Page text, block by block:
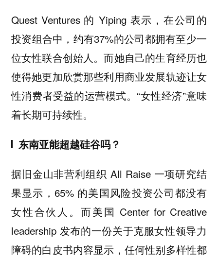
Quest Ventures 的 Yiping 表示，在公司的
投资组合中，约有37%的公司都拥有至少一
位女性联合创始人。而她自己的生育经历也
使得她更加欣赏那些利用商业发展轨迹让女
性消费者受益的运营模式。“女性经济”意味
着长期可持续性。
东南亚能超越硅谷吗？
据旧金山非营利组织 All Raise 一项研究结
果显示，65% 的美国风险投资公司都没有
女性合伙人。而美国 Center for Creative
leadership 发布的一份关于克服女性领导力
障碍的白皮书内容显示，任何性别多样性都